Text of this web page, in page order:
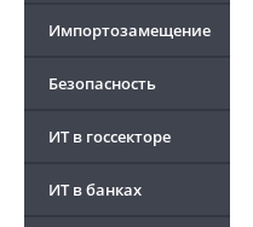
Импортозамещение
Безопасность
ИТ в госсекторе
ИТ в банках